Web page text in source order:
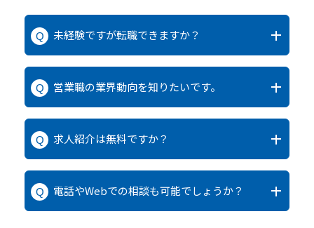
未経験ですが転職できますか？
営業職の業界動向を知りたいです。
求人紹介は無料ですか？
電話やWebでの相談も可能でしょうか？